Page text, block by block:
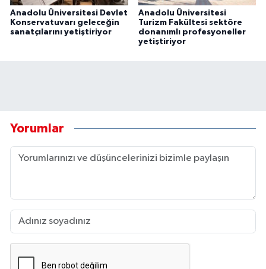
Anadolu Üniversitesi Devlet
Konservatuvarı geleceğin
sanatçılarını yetiştiriyor
Anadolu Üniversitesi
Turizm Fakültesi sektöre
donanımlı profesyoneller
yetiştiriyor
Yorumlar